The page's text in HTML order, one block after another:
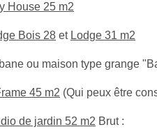
House 25 m2
Bois 28 et Lodge 31 m2
ou maison type grange
45 m2 (Qui peux être
de jardin 52 m2 Brut :